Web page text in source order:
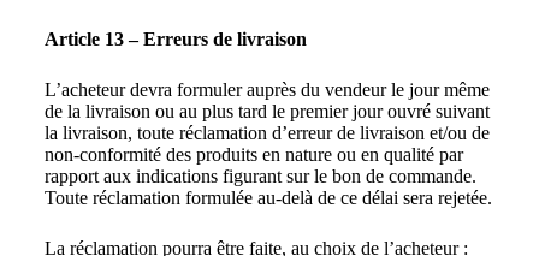
Article 13 – Erreurs de livraison
L’acheteur devra formuler auprès du vendeur le jour même
de la livraison ou au plus tard le premier jour ouvré suivant
la livraison, toute réclamation d’erreur de livraison et/ou de
non-conformité des produits en nature ou en qualité par
rapport aux indications figurant sur le bon de commande.
Toute réclamation formulée au-delà de ce délai sera rejetée.
La réclamation pourra être faite, au choix de l’acheteur :